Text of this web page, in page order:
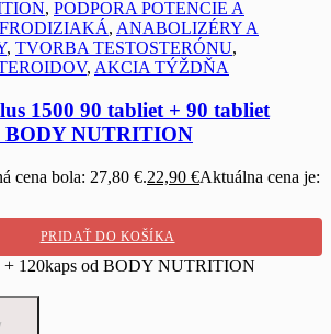
, PODPORA POTENCIE A
, ANABOLIZÉRY A
, TVORBA TESTOSTERÓNU,
, AKCIA TÝŽDŇA
1500 90 tabliet + 90 tabliet
BODY NUTRITION
cena bola: 27,80 €.22,90 €Aktuálna cena je:
PRIDAŤ DO KOŠÍKA